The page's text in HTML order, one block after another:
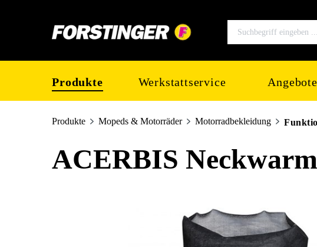
Produkte Werkstattservice Angebote
Produkte Mopeds & Motorräder Motorradbekleidung
ACERBIS